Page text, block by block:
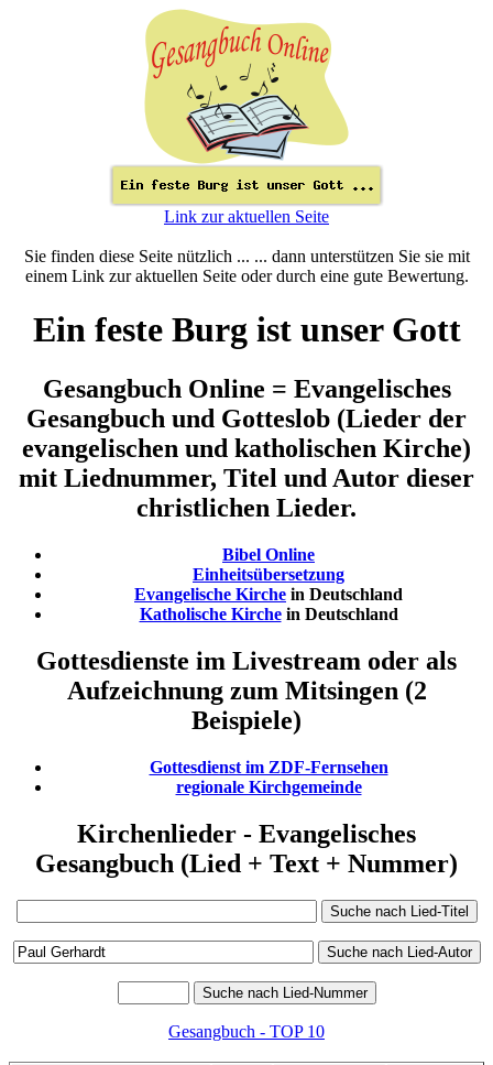
Link zur aktuellen Seite
Sie finden diese Seite nützlich ... ... dann unterstützen Sie sie mit
einem Link zur aktuellen Seite oder durch eine gute Bewertung.
Ein feste Burg ist unser Gott
Gesangbuch Online = Evangelisches
Gesangbuch und Gotteslob (Lieder der
evangelischen und katholischen Kirche)
mit Liednummer, Titel und Autor dieser
christlichen Lieder.
Bibel Online
Einheitsübersetzung
Evangelische Kirche in Deutschland
Katholische Kirchein Deutschland
Gottesdienste im Livestream oder als
Aufzeichnung zum Mitsingen (2
Beispiele)
Gottesdienst im ZDF-Fernsehen
regionale Kirchgemeinde
Kirchenlieder - Evangelisches
Gesangbuch (Lied + Text + Nummer)
Gesangbuch - TOP 10